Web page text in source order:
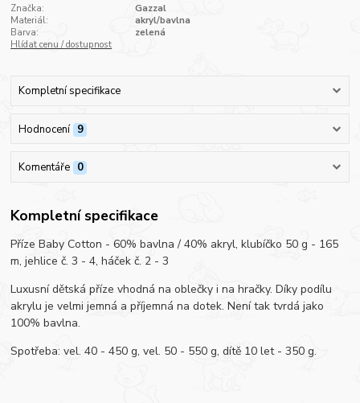
Značka:
Gazzal
Materiál:
akryl/bavlna
Barva:
zelená
Hlídat cenu / dostupnost
Kompletní specifikace
Hodnocení 9
Komentáře 0
Kompletní specifikace
Příze Baby Cotton - 60% bavlna / 40% akryl, klubíčko 50 g - 165
m, jehlice č. 3 - 4, háček č. 2 - 3
Luxusní dětská příze vhodná na oblečky i na hračky. Díky podílu
akrylu je velmi jemná a příjemná na dotek. Není tak tvrdá jako
100% bavlna.
Spotřeba: vel. 40 - 450 g, vel. 50 - 550 g, dítě 10 let - 350 g.